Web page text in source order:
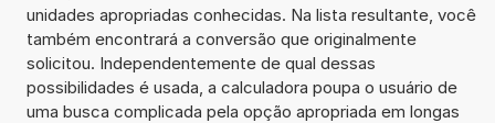
unidades apropriadas conhecidas. Na lista resultante, você
também encontrará a conversão que originalmente
solicitou. Independentemente de qual dessas
possibilidades é usada, a calculadora poupa o usuário de
uma busca complicada pela opção apropriada em longas